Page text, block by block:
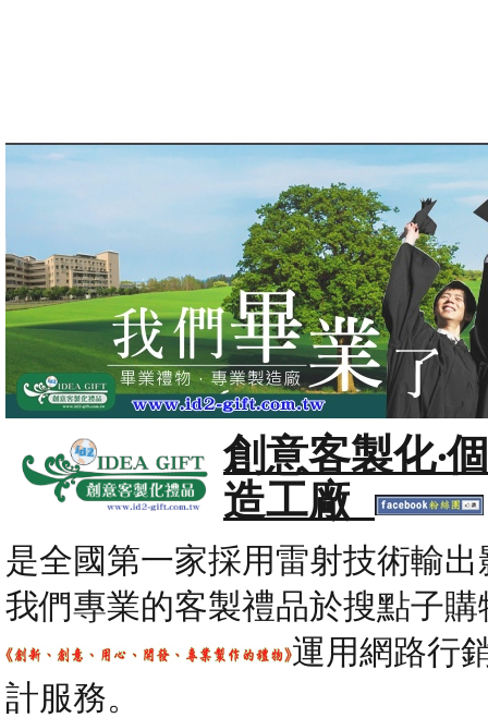
創意客製化‧
造工廠
是全國第一家採用雷射技術輸
我們專業的客製禮品於搜點子
運用網路行
計服務。